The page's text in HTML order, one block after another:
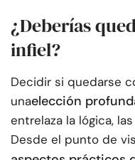
¿Deberías
infiel?
Decidir si quedarse
unaelección
entrelaza la lógica,
Desde el punto de